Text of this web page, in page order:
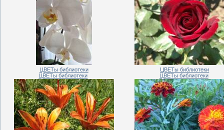
ЦВЕТы библиотеки
ЦВЕТы библиотеки
ЦВЕТы библиотеки
ЦВЕТы библиотеки